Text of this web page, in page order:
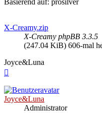
Basierend auf: prosilver
X-Creamy.zip
X-Creamy phpBB 3.3.5
(247.04 KiB) 606-mal
Joyce&Luna
Joyce&Luna
Administrator